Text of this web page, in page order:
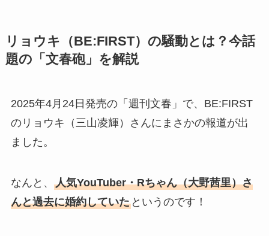
リョウキ（BE:FIRST）の騒動とは？今話
題の「文春砲」を解説
2025年4月24日発売の「週刊文春」で、BE:FIRST
のリョウキ（三山凌輝）さんにまさかの報道が出
ました。
なんと、 人気YouTuber・Rちゃん（大野茜里）さ
んと過去に婚約していたというのです！